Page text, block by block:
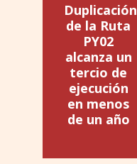
Duplicación
de la Ruta
PY02
alcanza un
tercio de
ejecución
en menos
de un año